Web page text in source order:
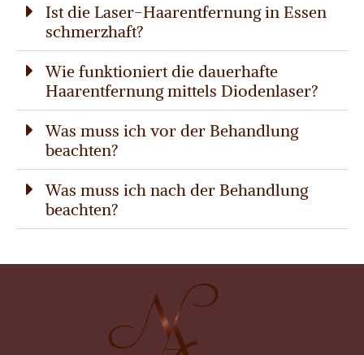
Ist die Laser-Haarentfernung in Essen
schmerzhaft?
Wie funktioniert die dauerhafte
Haarentfernung mittels Diodenlaser?
Was muss ich vor der Behandlung
beachten?
Was muss ich nach der Behandlung
beachten?